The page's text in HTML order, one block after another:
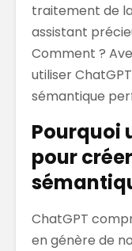
traitement de
assistant
Comment ?
utiliser
sémantique
Pourquoi
pour
ChatGPT
en génère de